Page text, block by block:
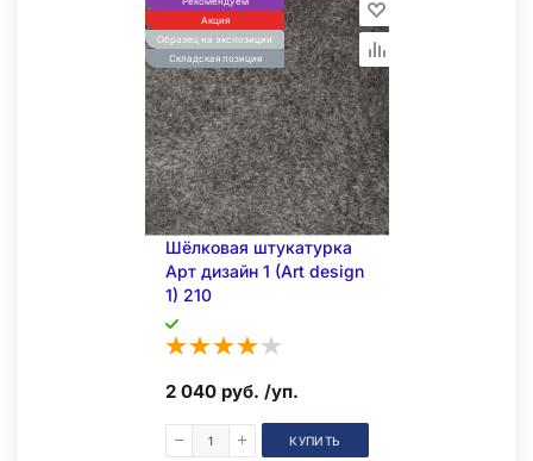
Акция
Образец на экспозиции
Складская позиция
Шёлковая штукатурка
Арт дизайн 1 (Art design
1) 210
2 040 руб. /уп.
КУПИТЬ